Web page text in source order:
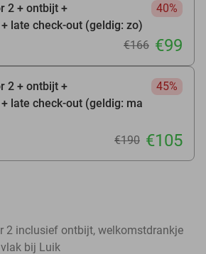
2 + ontbijt +
late check-out (geldig: zo)
40%
€166 €99
2 + ontbijt +
late check-out (geldig: ma
45%
€190 €105
2 inclusief ontbijt, welkomstdrankje
bij Luik